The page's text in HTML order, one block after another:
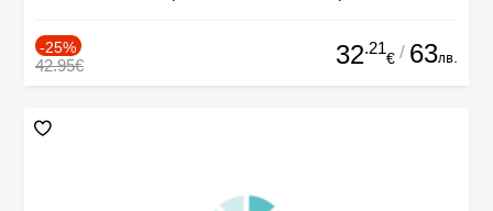
-25%
42.95€ 32.21
€ / 63лв.